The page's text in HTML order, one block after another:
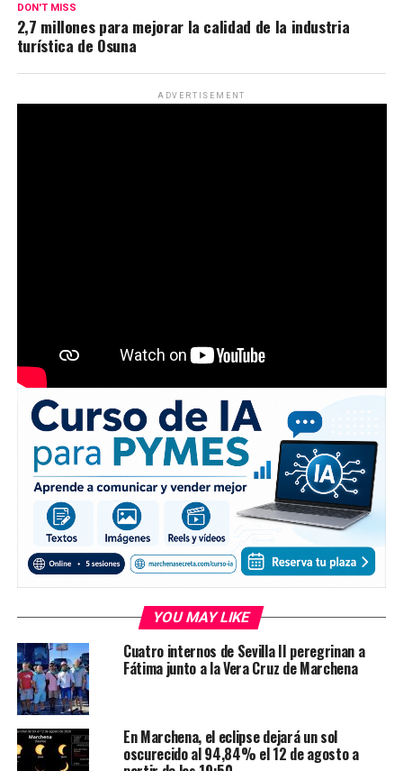
DON'T MISS
2,7 millones para mejorar la calidad de la industria
turística de Osuna
ADVERTISEMENT
YOU MAY LIKE
Cuatro internos de Sevilla II peregrinan a
Fátima junto a la Vera Cruz de Marchena
En Marchena, el eclipse dejará un sol
oscurecido al 94,84% el 12 de agosto a